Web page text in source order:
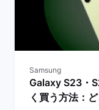
Samsung
Galaxy S23・
く買う方法：